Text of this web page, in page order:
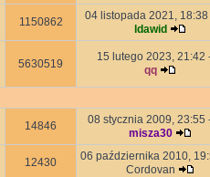
1150862
04 listopada 2021, 18:38
ldawid
5630519
15 lutego 2023, 21:42
qq
14846
08 stycznia 2009, 23:55
misza30
12430
06 października 2010,
Cordovan